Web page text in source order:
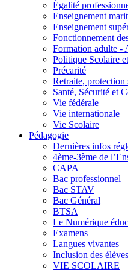
Égalité
Enseignement
Enseignement
Fonctionnement
Formation adulte -
Politique Scolaire
Précarité
Retraite, protection
Santé, Sécurité et
Vie fédérale
Vie internationale
Vie Scolaire
Pédagogie
Dernières infos
4ème-3ème de
CAPA
Bac professionnel
Bac STAV
Bac Général
BTSA
Le Numérique
Examens
Langues vivantes
Inclusion des
VIE SCOLAIRE